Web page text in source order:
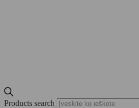
Products search